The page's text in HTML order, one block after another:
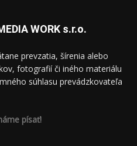
WORK s.r.o.
prevzatia, šírenia alebo
fotografií či iného materiálu
súhlasu prevádzkovateľa
písať!